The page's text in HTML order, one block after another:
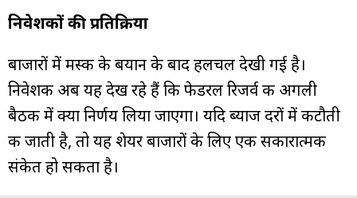
निवेशकों की प्रतिक्रिया
बाजारों में मस्क के बयान के बाद हलचल देखी गई है।
निवेशक अब यह देख रहे हैं कि फेडरल रिजर्व की अगली
बैठक में क्या निर्णय लिया जाएगा। यदि ब्याज दरों में कटौती
की जाती है, तो यह शेयर बाजारों के लिए एक सकारात्मक
संकेत हो सकता है।